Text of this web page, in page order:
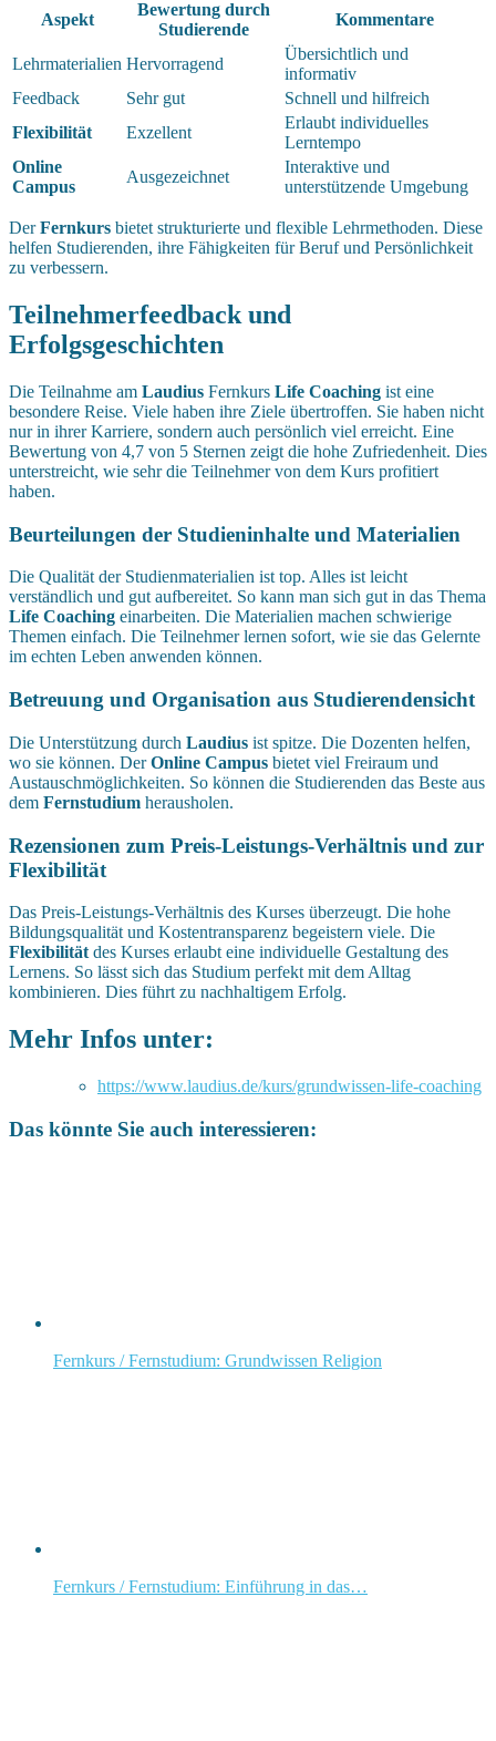
Aspekt
Bewertung durch
Studierende
Kommentare
Lehrmaterialien Hervorragend
Übersichtlich und
informativ
Feedback
Sehr gut
Schnell und hilfreich
Flexibilität
Exzellent
Erlaubt individuelles
Lerntempo
Online
Campus
Ausgezeichnet
Interaktive und
unterstützende Umgebung
DerFernkurs bietet strukturierte und flexible Lehrmethoden. Diese
helfen Studierenden, ihre Fähigkeiten für Beruf und Persönlichkeit
zu verbessern.
Teilnehmerfeedback und
Erfolgsgeschichten
Die Teilnahme am Laudius Fernkurs Life Coaching ist eine
besondere Reise. Viele haben ihre Ziele übertroffen. Sie haben nicht
nur in ihrer Karriere, sondern auch persönlich viel erreicht. Eine
Bewertung von 4,7 von 5 Sternen zeigt die hohe Zufriedenheit. Dies
unterstreicht, wie sehr die Teilnehmer von dem Kurs profitiert
haben.
Beurteilungen der Studieninhalte und Materialien
Die Qualität der Studienmaterialien ist top. Alles ist leicht
verständlich und gut aufbereitet. So kann man sich gut in das Thema
Life Coaching einarbeiten. Die Materialien machen schwierige
Themen einfach. Die Teilnehmer lernen sofort, wie sie das Gelernte
im echten Leben anwenden können.
Betreuung und Organisation aus Studierendensicht
Die Unterstützung durch Laudius ist spitze. Die Dozenten helfen,
wo sie können. DerOnline Campus bietet viel Freiraum und
Austauschmöglichkeiten. So können die Studierenden das Beste aus
dem Fernstudium herausholen.
Rezensionen zum Preis-Leistungs-Verhältnis und zur
Flexibilität
Das Preis-Leistungs-Verhältnis des Kurses überzeugt. Die hohe
Bildungsqualität und Kostentransparenz begeistern viele. Die
Flexibilität des Kurses erlaubt eine individuelle Gestaltung des
Lernens. So lässt sich das Studium perfekt mit dem Alltag
kombinieren. Dies führt zu nachhaltigem Erfolg.
Mehr Infos unter:
https://www.laudius.de/kurs/grundwissen-life-coaching
Das könnte Sie auch interessieren:
Fernkurs / Fernstudium: Grundwissen Religion
Fernkurs / Fernstudium: Einführung in das…